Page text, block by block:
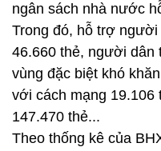
ngân sách nhà nước
Trong đó, hỗ trợ
46.660 thẻ, người dân
vùng đặc biệt khó
với cách mạng 19.106
147.470 thẻ...
Theo thống kê của